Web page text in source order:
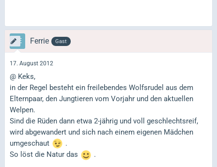
Ferrie Gast
17. August 2012
@ Keks,
in der Regel besteht ein freilebendes Wolfsrudel aus dem
Elternpaar, den Jungtieren vom Vorjahr und den aktuellen
Welpen.
Sind die Rüden dann etwa 2-jährig und voll geschlechtsreif,
wird abgewandert und sich nach einem eigenen Mädchen
umgeschaut
.
So löst die Natur das
.